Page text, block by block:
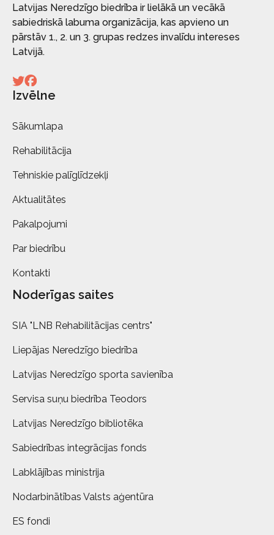
Latvijas Neredzīgo biedrība ir lielākā un vecākā
sabiedriskā labuma organizācija, kas apvieno un
pārstāv 1., 2. un 3. grupas redzes invalīdu intereses
Latvijā.
Izvēlne
Sākumlapa
Rehabilitācija
Tehniskie palīglīdzekļi
Aktualitātes
Pakalpojumi
Par biedrību
Kontakti
Noderīgas saites
SIA "LNB Rehabilitācijas centrs"
Liepājas Neredzīgo biedrība
Latvijas Neredzīgo sporta savienība
Servisa suņu biedrība Teodors
Latvijas Neredzīgo bibliotēka
Sabiedrības integrācijas fonds
Labklājības ministrija
Nodarbinātības Valsts aģentūra
ES fondi